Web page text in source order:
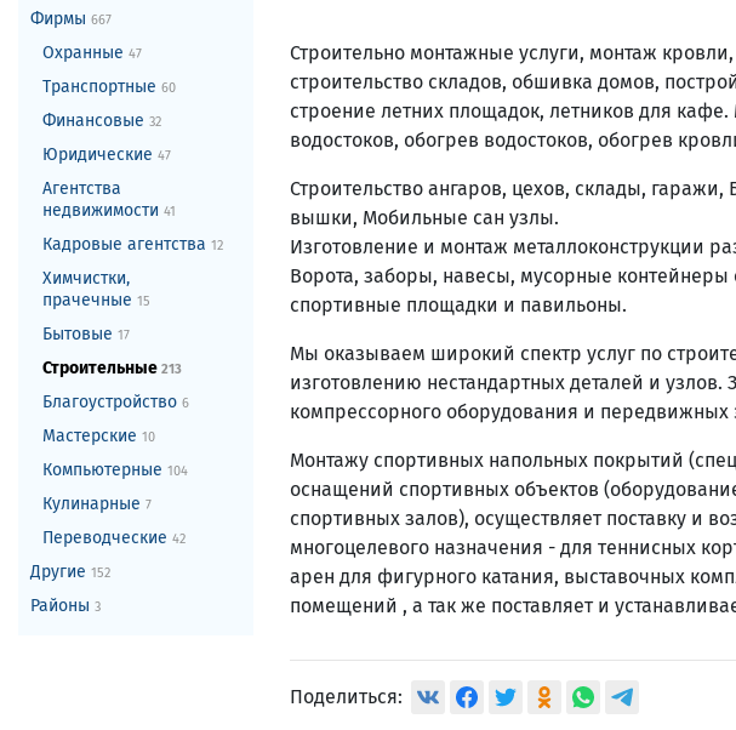
Фирмы 667
Охранные 47
Транспортные 60
Финансовые 32
Юридические 47
Агентства
недвижимости 41
Кадровые агентства 12
Химчистки,
прачечные 15
Бытовые 17
Строительные 213
Благоустройство 6
Мастерские 10
Компьютерные 104
Кулинарные 7
Переводческие 42
Другие 152
Районы 3
Строительно монтажные услуги, монтаж
строительство складов, обшивка домов,
строение летних площадок, летников для
водостоков, обогрев водостоков, обогрев
Строительство ангаров, цехов, склады,
вышки, Мобильные сан узлы.
Изготовление и монтаж металлоконструкции
Ворота, заборы, навесы, мусорные контейнеры
спортивные площадки и павильоны.
Мы оказываем широкий спектр услуг по
изготовлению нестандартных деталей и
компрессорного оборудования и передвижных
Монтажу спортивных напольных покрытий
оснащений спортивных объектов
спортивных залов), осуществляет поставку и
многоцелевого назначения - для теннисных
арен для фигурного катания, выставочных
помещений , а так же поставляет и
Поделиться: